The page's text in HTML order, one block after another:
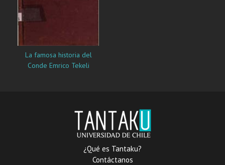
La famosa historia del
Conde Emrico Tekeli
¿Qué es Tantaku?
Contáctanos